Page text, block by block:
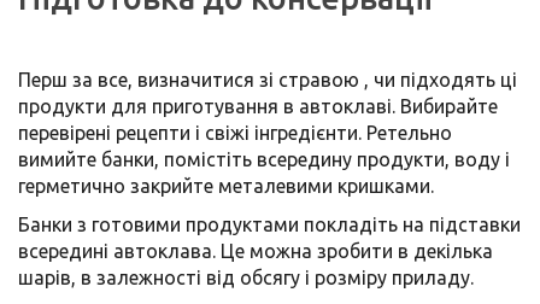
Перш за все, визначитися зі стравою , чи підходять ці
продукти для приготування в автоклаві. Вибирайте
перевірені рецепти і свіжі інгредієнти. Ретельно
вимийте банки, помістіть всередину продукти, воду і
герметично закрийте металевими кришками.
Банки з готовими продуктами покладіть на підставки
всередині автоклава. Це можна зробити в декілька
шарів, в залежності від обсягу і розміру приладу.